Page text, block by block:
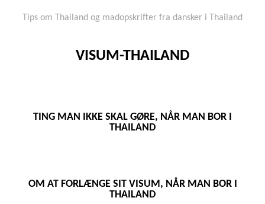
Tips om Thailand og madopskrifter fra dansker i Thailand
VISUM-THAILAND
TING MAN IKKE SKAL GØRE, NÅR MAN BOR I
THAILAND
OM AT FORLÆNGE SIT VISUM, NÅR MAN BOR I
THAILAND